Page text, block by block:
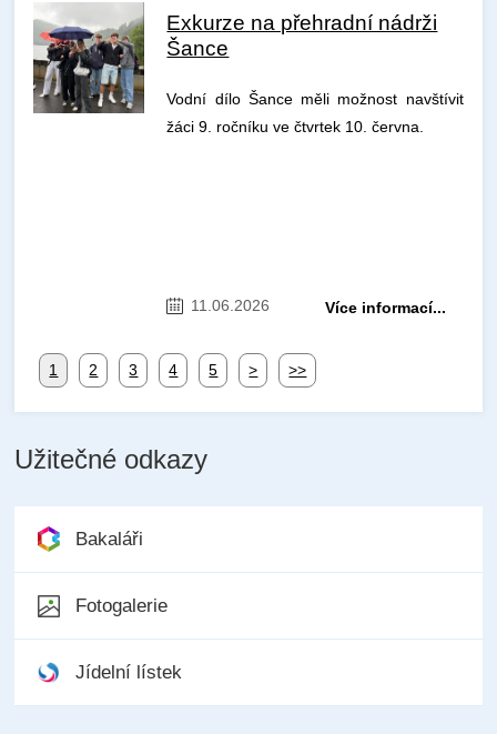
Exkurze na přehradní nádrži
Šance
Vodní dílo Šance měli možnost navštívit
žáci 9. ročníku ve čtvrtek 10. června.
11.06.2026 Více informací...
1 2 3 4 5 > >>
Užitečné odkazy
Bakaláři
Fotogalerie
Jídelní lístek